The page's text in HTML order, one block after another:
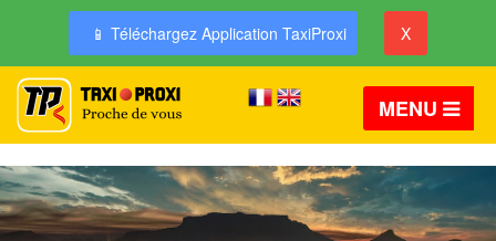
📱 Téléchargez Application TaxiProxi X
MENU